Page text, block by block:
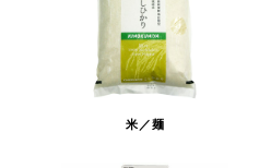
米／麺